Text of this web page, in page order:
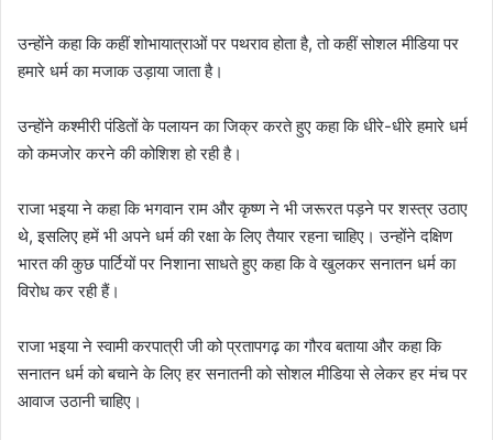
उन्होंने कहा कि कहीं शोभायात्राओं पर पथराव होता है, तो कहीं सोशल मीडिया पर
हमारे धर्म का मजाक उड़ाया जाता है।
उन्होंने कश्मीरी पंडितों के पलायन का जिक्र करते हुए कहा कि धीरे-धीरे हमारे धर्म
को कमजोर करने की कोशिश हो रही है।
राजा भइया ने कहा कि भगवान राम और कृष्ण ने भी जरूरत पड़ने पर शस्त्र उठाए
थे, इसलिए हमें भी अपने धर्म की रक्षा के लिए तैयार रहना चाहिए। उन्होंने दक्षिण
भारत की कुछ पार्टियों पर निशाना साधते हुए कहा कि वे खुलकर सनातन धर्म का
विरोध कर रही हैं।
राजा भइया ने स्वामी करपात्री जी को प्रतापगढ़ का गौरव बताया और कहा कि
सनातन धर्म को बचाने के लिए हर सनातनी को सोशल मीडिया से लेकर हर मंच पर
आवाज उठानी चाहिए।